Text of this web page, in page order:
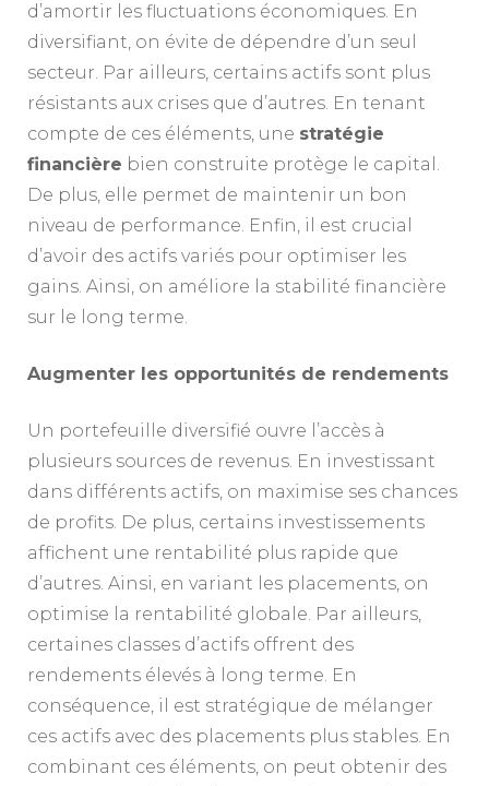
d’amortir les fluctuations économiques. En
diversifiant, on évite de dépendre d’un seul
secteur. Par ailleurs, certains actifs sont plus
résistants aux crises que d’autres. En tenant
compte de ces éléments, une stratégie
financière bien construite protège le capital.
De plus, elle permet de maintenir un bon
niveau de performance. Enfin, il est crucial
d’avoir des actifs variés pour optimiser les
gains. Ainsi, on améliore la stabilité financière
sur le long terme.
Augmenter les opportunités de rendements
Un portefeuille diversifié ouvre l’accès à
plusieurs sources de revenus. En investissant
dans différents actifs, on maximise ses chances
de profits. De plus, certains investissements
affichent une rentabilité plus rapide que
d’autres. Ainsi, en variant les placements, on
optimise la rentabilité globale. Par ailleurs,
certaines classes d’actifs offrent des
rendements élevés à long terme. En
conséquence, il est stratégique de mélanger
ces actifs avec des placements plus stables. En
combinant ces éléments, on peut obtenir des